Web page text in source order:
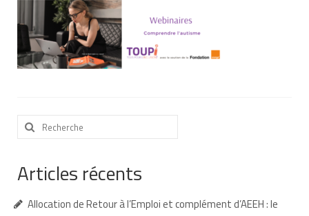
Nos missions et nos valeurs
Notre équipe
Nous contacter
Nos livres
Soins bucco-dentaires
Les troubles sensoriels
Rechercher
:
Articles récents
Allocation de Retour à l’Emploi et complément d’AEEH : le